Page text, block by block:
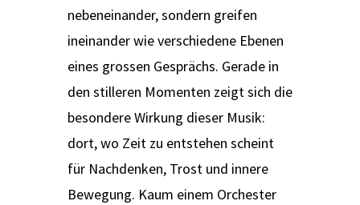
nebeneinander, sondern greifen
ineinander wie verschiedene Ebenen
eines grossen Gesprächs. Gerade in
den stilleren Momenten zeigt sich die
besondere Wirkung dieser Musik:
dort, wo Zeit zu entstehen scheint
für Nachdenken, Trost und innere
Bewegung. Kaum einem Orchester